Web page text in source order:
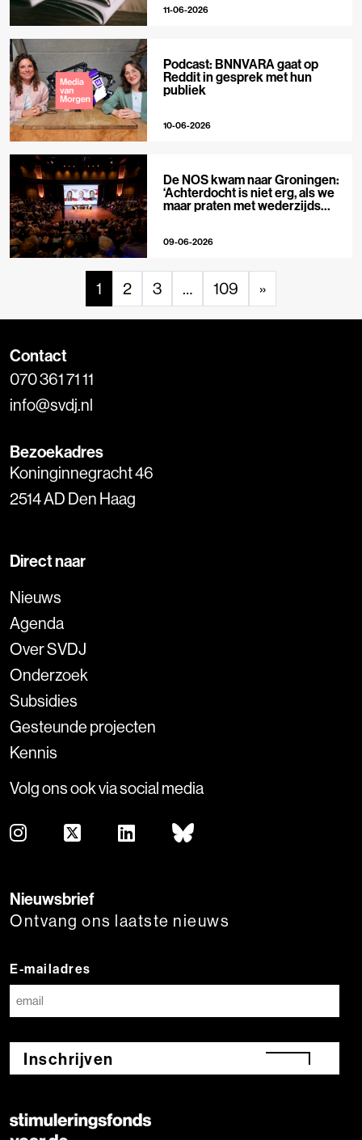
11-06-2026
Podcast: BNNVARA gaat op
Reddit in gesprek met hun
publiek
10-06-2026
De NOS kwam naar Groningen:
‘Achterdocht is niet erg, als we
maar praten met wederzijds
09-06-2026
1 2 3 … 109 »
Contact
070 361 71 11
info@svdj.nl
Bezoekadres
Koninginnegracht 46
2514 AD Den Haag
Direct naar
Nieuws
Agenda
Over SVDJ
Onderzoek
Subsidies
Gesteunde projecten
Kennis
Volg ons ook via social media
Nieuwsbrief
Ontvang ons laatste nieuws
E-mailadres
Inschrijven